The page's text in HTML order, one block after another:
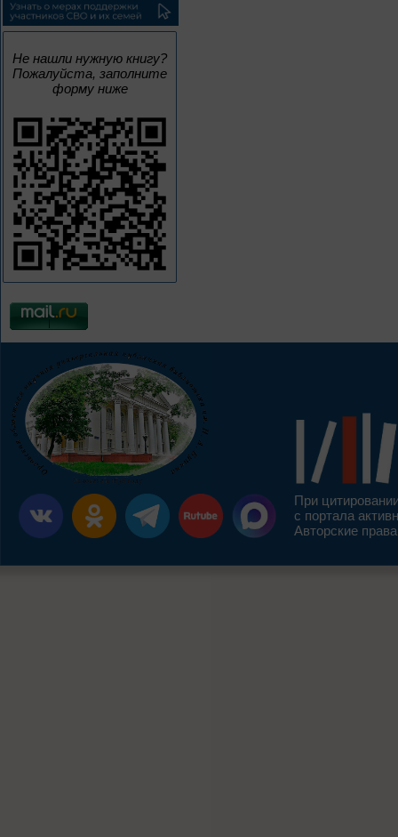
Не нашли нужную книгу?
Пожалуйста, заполните
форму ниже
При
с портала
Авторские